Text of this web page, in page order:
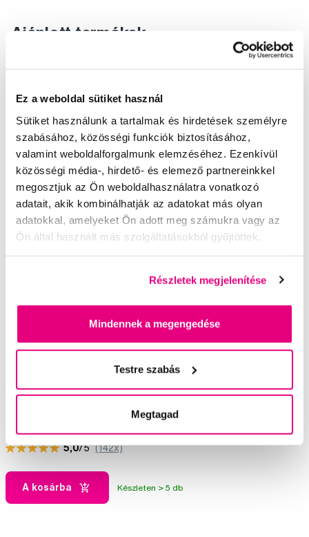
Ez a weboldal sütiket használ
Sütiket használunk a tartalmak és hirdetések személyre
szabásához, közösségi funkciók biztosításához,
valamint weboldalforgalmunk elemzéséhez. Ezenkívül
közösségi média-, hirdető- és elemező partnereinkkel
megosztjuk az Ön weboldalhasználatra vonatkozó
adatait, akik kombinálhatják az adatokat más olyan
adatokkal, amelyeket Ön adott meg számukra vagy az
Ön által használt más szolgáltatásokból gyűjtöttek.
Részletek megjelenítése
Mindennek a megengedése
Testre szabás
Megtagad
Ajánlott termékek
Elektromos fogkefék Bob & Bobek
Gyermek elektromos fogkefék Bob & Bobek
Bob és Bobek fogkrém 0-5 éves korig,
5,0/5 (142x)
A kosárba Készleten > 5 db